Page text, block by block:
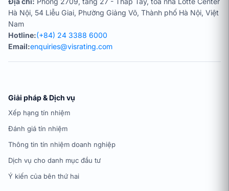
Hà Nội, 54 Liễu Giai, Phường Giảng Võ, Thành phố Hà Nội, Việt
Nam
Hotline:(+84) 24 3388 6000
Email:enquiries@visrating.com
Giải pháp & Dịch vụ
Xếp hạng tín nhiệm
Đánh giá tín nhiệm
Thông tin tín nhiệm doanh nghiệp
Dịch vụ cho danh mục đầu tư
Ý kiến của bên thứ hai